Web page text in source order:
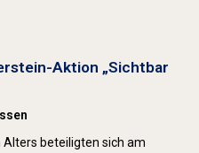
Aktion „Sichtbar
beteiligten sich am